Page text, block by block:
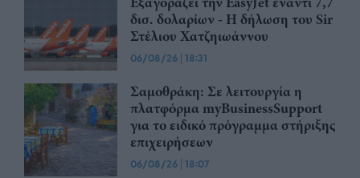
δισ. δολαρίων - Η δήλωση του Sir
Στέλιου Χατζηιωάννου
06/08/26 | 18:31
Σαμοθράκη: Σε λειτουργία η
πλατφόρμα myBusinessSupport
για το ειδικό πρόγραμμα στήριξης
επιχειρήσεων
06/08/26 | 18:07